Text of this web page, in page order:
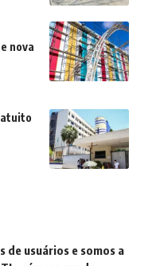
nova
de usuários e somos a